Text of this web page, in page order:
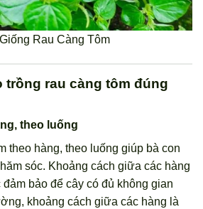
Rau Càng Tôm
trồng rau càng tôm đúng
theo luống
theo hàng, theo luống giúp bà con
sóc. Khoảng cách giữa các hàng
bảo để cây có đủ không gian
khoảng cách giữa các hàng là